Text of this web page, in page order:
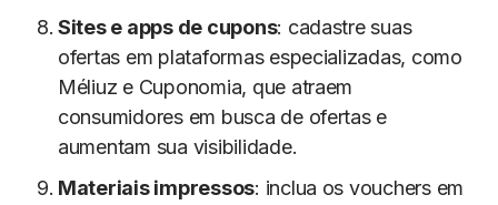
Sites e apps de cupons: cadastre suas
ofertas em plataformas especializadas, como
Méliuz e Cuponomia, que atraem
consumidores em busca de ofertas e
aumentam sua visibilidade.
Materiais impressos: inclua os vouchers em